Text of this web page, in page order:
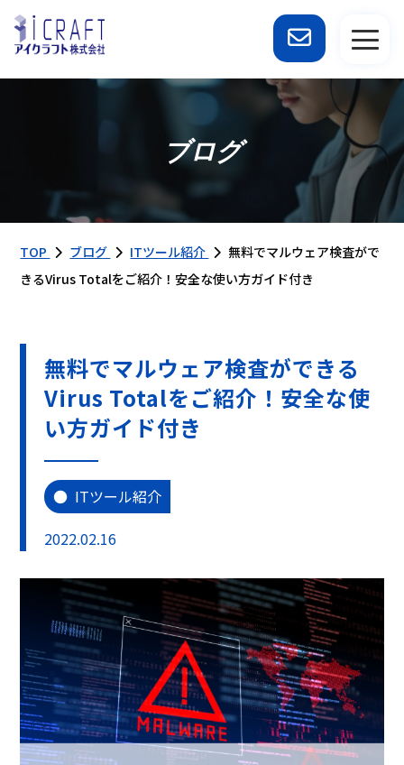
ブログ
TOP ブログ ITツール紹介
無料でマルウェア検査がで
きるVirus Totalをご紹介！安全な使い方ガイド付き
無料でマルウェア検査ができる
Virus Totalをご紹介！安全な使
い方ガイド付き
ITツール紹介
2022.02.16